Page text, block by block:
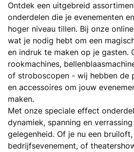
Ontdek een uitgebreid
onderdelen die je evenementen
hoger niveau tillen. Bij onze
wat je nodig hebt om een
en indruk te maken op je gasten.
rookmachines,
of stroboscopen - wij hebben de
en accessoires om jouw
maken.
Met onze speciale effect
dynamiek, spanning en
gelegenheid. Of je nu een
bedrijfsevenement, of